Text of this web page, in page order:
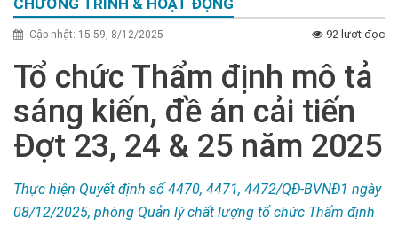
CHƯƠNG TRÌNH & HOẠT ĐỘNG
Cập nhật: 15:59, 8/12/2025 92 lượt đọc
Tổ chức Thẩm định mô tả
sáng kiến, đề án cải tiến
Đợt 23, 24 & 25 năm 2025
Thực hiện Quyết định số 4470, 4471, 4472/QĐ-BVNĐ1 ngày
08/12/2025, phòng Quản lý chất lượng tổ chức Thẩm định